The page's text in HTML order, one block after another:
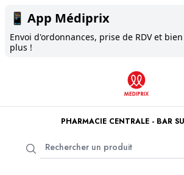
📱 App Médiprix
Envoi d'ordonnances, prise de RDV et bien
plus !
PHARMACIE CENTRALE - BAR